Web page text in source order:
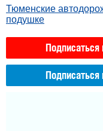
Тюменские
подушке